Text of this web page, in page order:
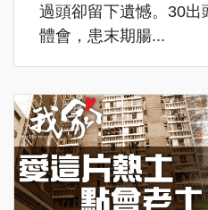
過頭卻留下遺憾。30出
體會，患末期腸...